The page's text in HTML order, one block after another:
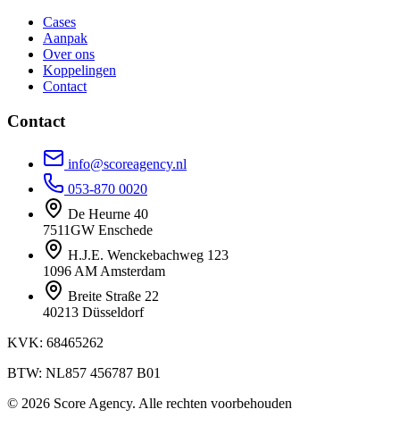
Cases
Aanpak
Over ons
Koppelingen
Contact
Contact
info@scoreagency.nl
053-870 0020
De Heurne 40
7511GW Enschede
H.J.E. Wenckebachweg 123
1096 AM Amsterdam
Breite Straße 22
40213 Düsseldorf
KVK: 68465262
BTW: NL857 456787 B01
© 2026 Score Agency. Alle rechten voorbehouden